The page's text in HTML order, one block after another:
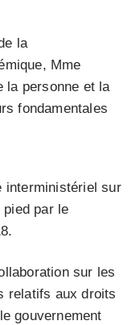
la
Mme
la personne et la
fondamentales
interministériel sur
par le
sur les
relatifs aux droits
gouvernement